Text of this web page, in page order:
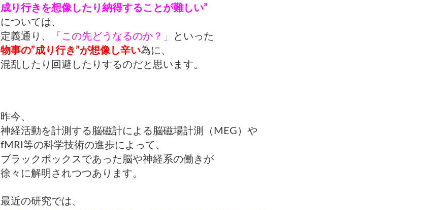
成り行きを想像したり納得することが難しい”
については、
定義通り、
「この先どうなるのか？」
といった
物事の”成り行き”が想像し辛い為に、
混乱したり回避したりするのだと思います。
昨今、
神経活動を計測する脳磁計による脳磁場計測（MEG）や
fMRI等の科学技術の進歩によって、
ブラックボックスであった 脳や神経系の働きが
徐々に解明されつつあります。
最近の研究では、